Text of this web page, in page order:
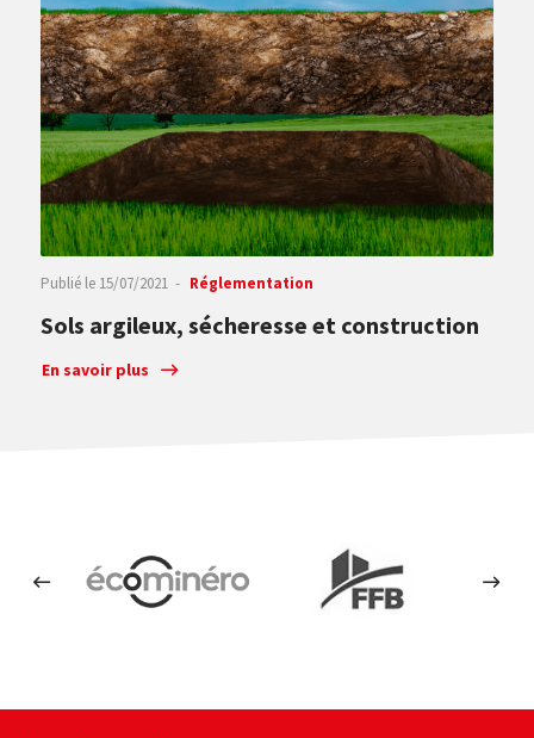
Publié le 15/07/2021 Réglementation
Sols argileux, sécheresse et construction
En savoir plus